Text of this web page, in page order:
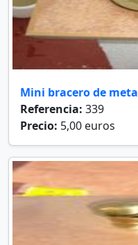
Mini bracero de
Referencia: 339
Precio: 5,00 euros